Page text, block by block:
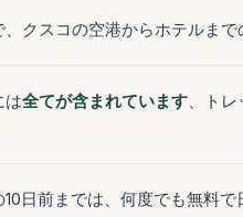
クスコの空港からホテルまで
は全てが含まれています、ト
10日前までは、何度でも無料